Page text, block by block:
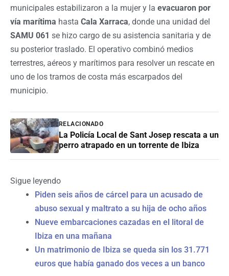
municipales estabilizaron a la mujer y la evacuaron por
vía marítima hasta Cala Xarraca, donde una unidad del
SAMU 061 se hizo cargo de su asistencia sanitaria y de
su posterior traslado. El operativo combinó medios
terrestres, aéreos y marítimos para resolver un rescate en
uno de los tramos de costa más escarpados del
municipio.
RELACIONADO
La Policía Local de Sant Josep rescata a un
perro atrapado en un torrente de Ibiza
Sigue leyendo
Piden seis años de cárcel para un acusado de
abuso sexual y maltrato a su hija de ocho años
Nueve embarcaciones cazadas en el litoral de
Ibiza en una mañana
Un matrimonio de Ibiza se queda sin los 31.771
euros que había ganado dos veces a un banco